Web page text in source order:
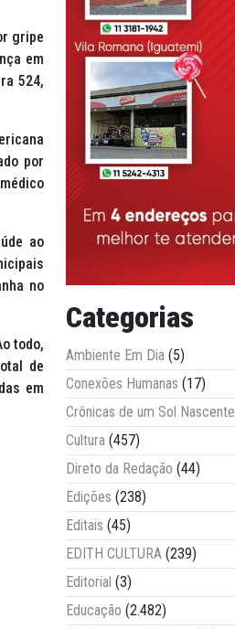
gripe
em
524,
por
ao
no
todo,
de
em
Categorias
Ambiente Em Dia (5)
Conexões Humanas (17)
Crônicas de um Sol Nascente
Cultura (457)
Direto da Redação (44)
Edições (238)
Editais (45)
EDITH CULTURA (239)
Editorial (3)
Educação (2.482)